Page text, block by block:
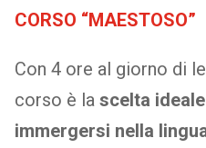
CORSO “MAESTOSO”
Con 4 ore al giorno di
corso è la scelta
immergersi nella